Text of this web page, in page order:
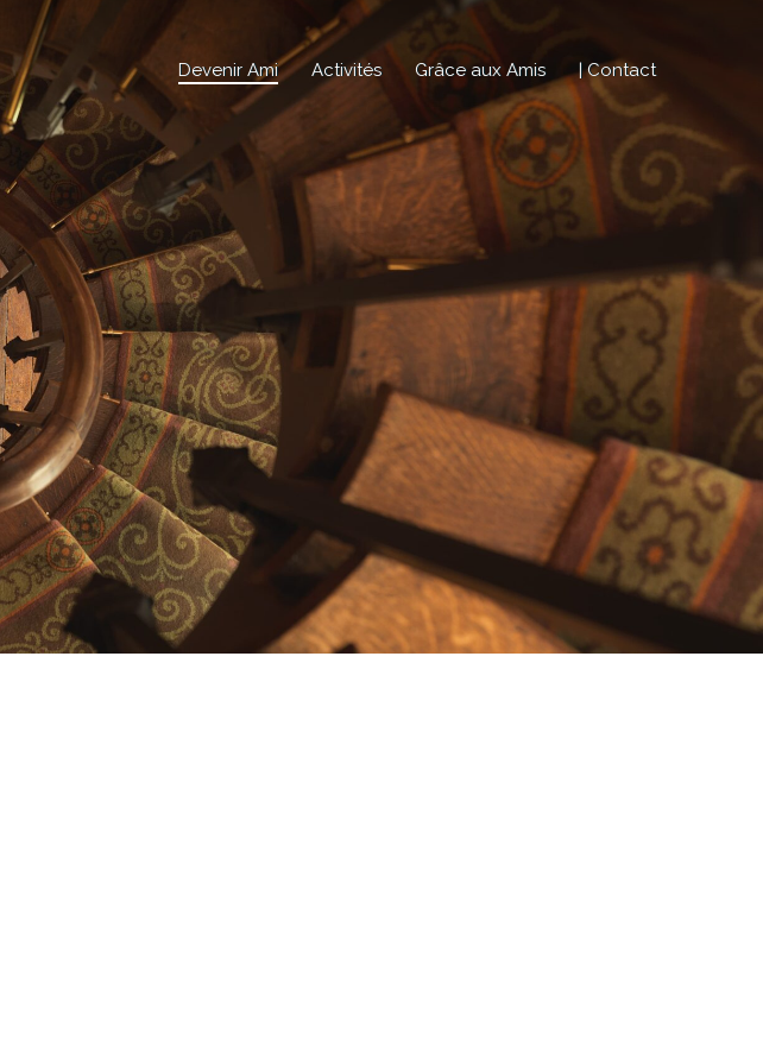
Devenir Ami Activités Grâce aux Amis Contact